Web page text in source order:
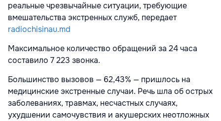
реальные чрезвычайные ситуации, требующие
вмешательства экстренных служб, передает
radiochisinau.md
Максимальное количество обращений за 24 часа
составило 7 223 звонка.
Большинство вызовов — 62,43% — пришлось на
медицинские экстренные случаи. Речь шла об острых
заболеваниях, травмах, несчастных случаях,
ухудшении самочувствия и акушерских неотложных